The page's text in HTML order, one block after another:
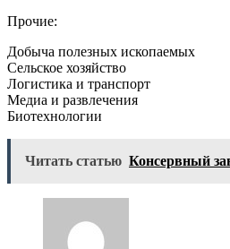
Прочие:
Добыча полезных ископаемых
Сельское хозяйство
Логистика и транспорт
Медиа и развлечения
Биотехнологии
Читать статью Консервный